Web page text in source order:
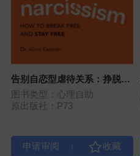
告别自恋型虐待关系：挣脱控
制，重获自由
图书类型：心理自助
原出版社：P73